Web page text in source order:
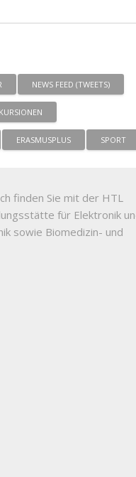
NEWS FEED (TWEETS)
ERASMUSPLUS SPORT
finden Sie mit der HTL
für Elektronik
sowie Biomedizin- und